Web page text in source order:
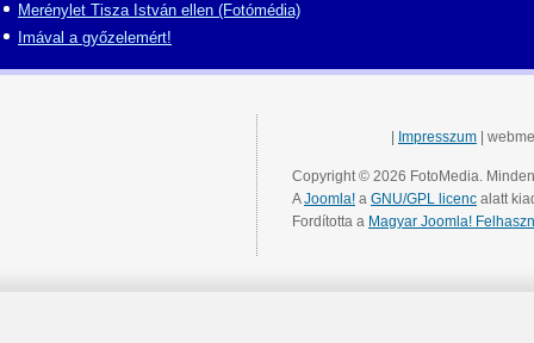
Merénylet Tisza István ellen (Fotómédia)
Imával a győzelemért!
Impresszum |
Copyright © 2026 FotoMedia.
AJoomla! a GNU/GPL licenc alatt
Fordította a Magyar Joomla!